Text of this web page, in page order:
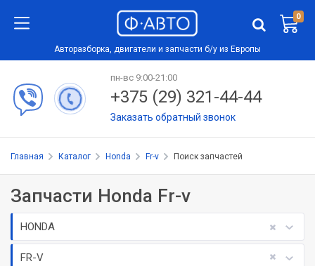
0
Авторазборка, двигатели и запчасти б/у из Европы
пн-вс 9:00-21:00
+375 (29) 321-44-44
Заказать обратный звонок
Главная Каталог Honda Fr-v Поиск запчастей
Запчасти Honda Fr-v
HONDA
FR-V